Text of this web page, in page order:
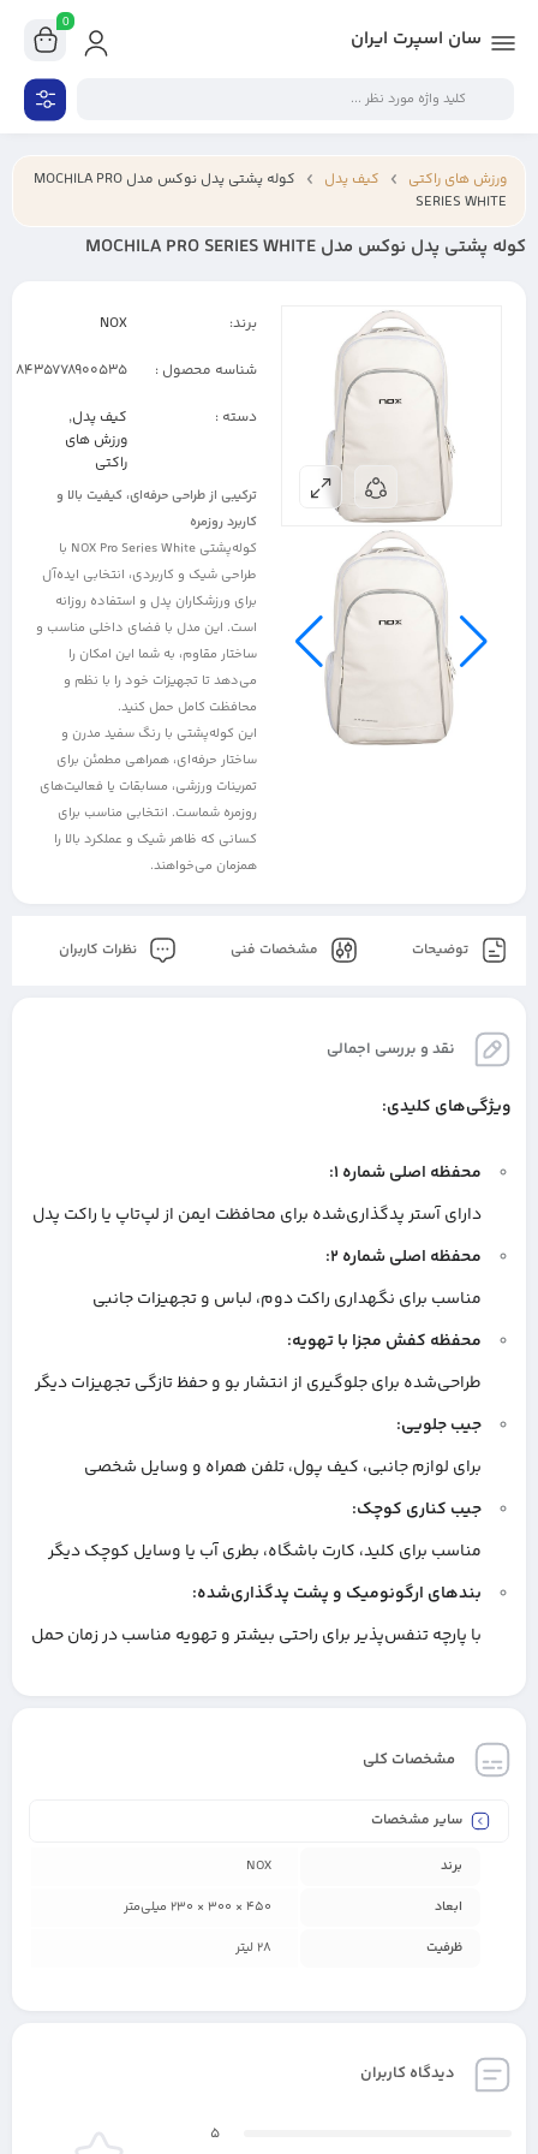
سان اسپرت ایران
0
ورزش های راکتی کیف پدل
کوله پشتی پدل نوکس مدل MOCHILA PRO
SERIES WHITE
کوله پشتی پدل نوکس مدل MOCHILA PRO SERIES WHITE
برند: NOX
شناسه محصول : 8435778900535
دسته : کیف پدل,
ورزش های
راکتی
ترکیبی از طراحی حرفه‌ای، کیفیت بالا و
کاربرد روزمره
کوله‌پشتی NOX Pro Series White با
طراحی شیک و کاربردی، انتخابی ایده‌آل
برای ورزشکاران پدل و استفاده روزانه
است. این مدل با فضای داخلی مناسب و
ساختار مقاوم، به شما این امکان را
می‌دهد تا تجهیزات خود را با نظم و
محافظت کامل حمل کنید.
این کوله‌پشتی با رنگ سفید مدرن و
ساختار حرفه‌ای، همراهی مطمئن برای
تمرینات ورزشی، مسابقات یا فعالیت‌های
روزمره شماست. انتخابی مناسب برای
کسانی که ظاهر شیک و عملکرد بالا را
همزمان می‌خواهند.
توضیحات مشخصات فنی نظرات کاربران
نقد و بررسی اجمالی
ویژگی‌های کلیدی:
محفظه اصلی شماره ۱:
دارای آستر پدگذاری‌شده برای محافظت ایمن از لپ‌تاپ یا راکت پدل
محفظه اصلی شماره ۲:
مناسب برای نگهداری راکت دوم، لباس و تجهیزات جانبی
محفظه کفش مجزا با تهویه:
طراحی‌شده برای جلوگیری از انتشار بو و حفظ تازگی تجهیزات دیگر
جیب جلویی:
برای لوازم جانبی، کیف پول، تلفن همراه و وسایل شخصی
جیب کناری کوچک:
مناسب برای کلید، کارت باشگاه، بطری آب یا وسایل کوچک دیگر
بندهای ارگونومیک و پشت پدگذاری‌شده:
با پارچه تنفس‌پذیر برای راحتی بیشتر و تهویه مناسب در زمان حمل
مشخصات کلی
سایر مشخصات
برند
NOX
ابعاد
۴۵۰ × ۳۰۰ × ۲۳۰ میلی‌متر
ظرفیت
28 لیتر
دیدگاه کاربران
5